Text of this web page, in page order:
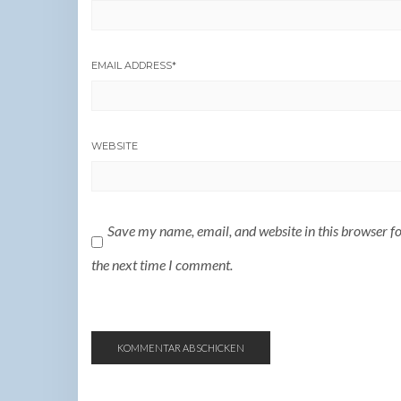
EMAIL ADDRESS*
WEBSITE
Save my name, email, and website in this browser
the next time I comment.